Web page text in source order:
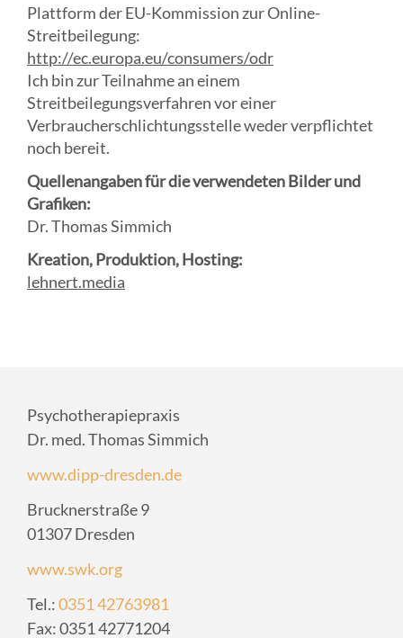
Plattform der EU-Kommission zur Online-
Streitbeilegung:
http://ec.europa.eu/consumers/odr
Ich bin zur Teilnahme an einem
Streitbeilegungsverfahren vor einer
Verbraucherschlichtungsstelle weder verpflichtet
noch bereit.
Quellenangaben für die verwendeten Bilder und
Grafiken:
Dr. Thomas Simmich
Kreation, Produktion, Hosting:
lehnert.media
Psychotherapiepraxis
Dr. med. Thomas Simmich
www.dipp-dresden.de
Brucknerstraße 9
01307 Dresden
www.swk.org
Tel.:0351 42763981
Fax: 0351 42771204